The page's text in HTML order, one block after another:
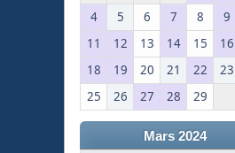
4
5 6 7 8 9
11
12 13 14 15 16
18
19 20 21 22 23
25
26 27 28 29
Mars 2024